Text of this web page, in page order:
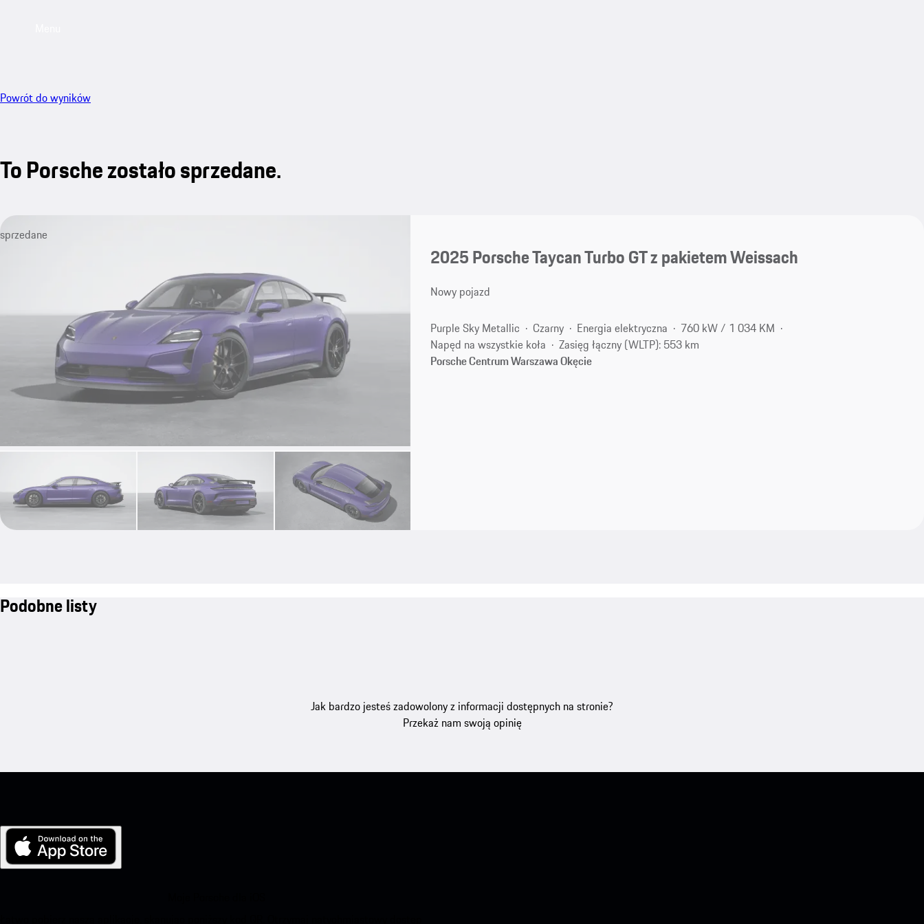
Powrót do wyników
To Porsche zostało sprzedane.
sprzedane
2025 Porsche Taycan Turbo GT z pakietem Weissach
Nowy pojazd
Purple Sky Metallic Czarny Energia elektryczna
760 kW / 1 034 KM
Napęd na wszystkie koła
Zasięg łączny (WLTP): 553 km
Porsche Centrum Warszawa Okęcie
Podobne listy
Jak bardzo jesteś zadowolony z informacji dostępnych na stronie?
Przekaż nam swoją opinię